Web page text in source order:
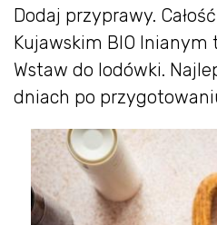
Dodaj przyprawy.
Kujawskim BIO lnianym
Wstaw do lodówki.
dniach po